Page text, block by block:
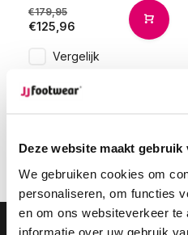
Deze website maakt gebruik
We gebruiken cookies om
personaliseren, om functies
en om ons websiteverkeer
informatie over uw gebruik
€179,95
€125,96
Vergelijk
Pagina